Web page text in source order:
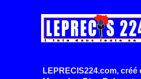
LEPRECIS224.com, créé